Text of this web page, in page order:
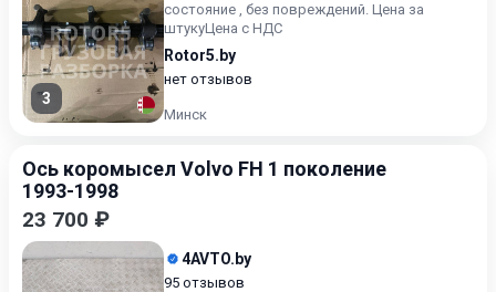
3
состояние , без повреждений. Цена за
штукуЦена с НДС
Rotor5.by
нет отзывов
Минск
Ось коромысел Volvo FH 1 поколение
1993-1998
23 700 ₽
4AVTO.by
95 отзывов